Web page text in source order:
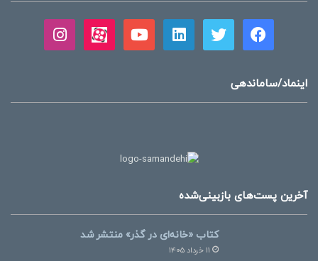
اینماد/ساماندهی
آخرین پست‌های بازبینی‌شده
کتاب «خانه‌ای در گذر» منتشر شد
۱۱ خرداد ۱۴۰۵